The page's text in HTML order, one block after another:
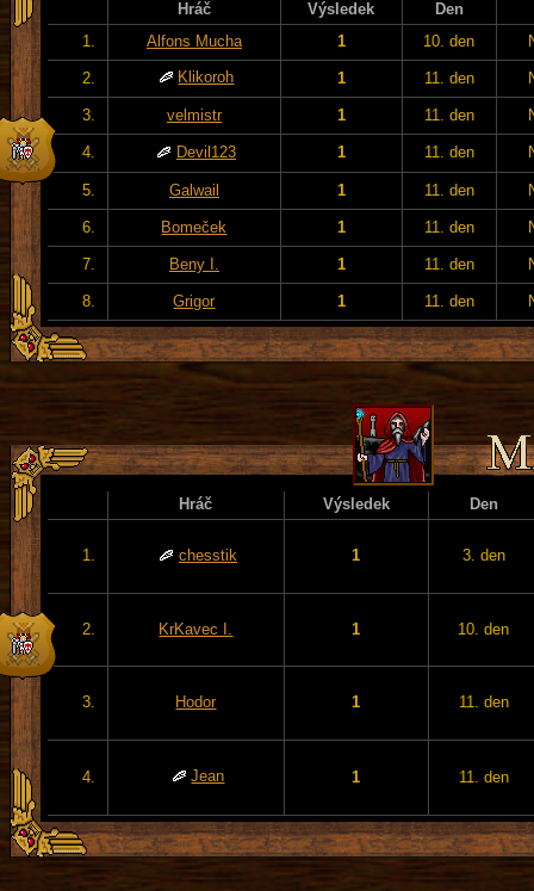
Hráč Výsledek
Den
1.
Alfons Mucha 1 10. den
2. Klikoroh 1 11. den
3. velmistr 1 11. den
4. Devil123 1 11. den
5. Galwail 1 11. den
6. Bomeček 1 11. den
7. Beny I. 1 11. den
8. Grigor 1 11. den
Hráč Výsledek Den
1. chesstik 1 3. den
2. KrKavec I. 1 10. den
3. Hodor 1 11. den
4. Jean 1 11. den